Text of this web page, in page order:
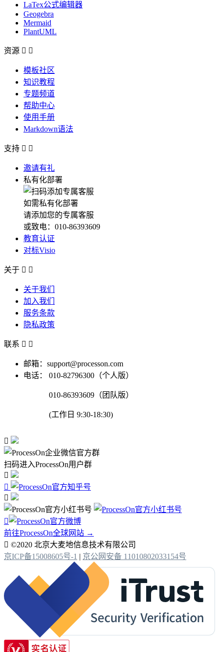
LaTex公式编辑器
Geogebra
Mermaid
PlantUML
资源  
模板社区
知识教程
专题频道
帮助中心
使用手册
Markdown语法
支持  
邀请有礼
私有化部署
如需私有化部署
请添加您的专属客服
或致电：010-86393609
教育认证
对标Visio
关于  
关于我们
加入我们
服务条款
隐私政策
联系  
邮箱：support@processon.com
电话：
010-82796300（个人版）
010-86393609（团队版）
(工作日 9:30-18:30)

扫码进入ProcessOn用户群




前往ProcessOn全球网站 →
 ©2020 北京大麦地信息技术有限公司
京ICP备15008605号-1 | 京公网安备 11010802033154号